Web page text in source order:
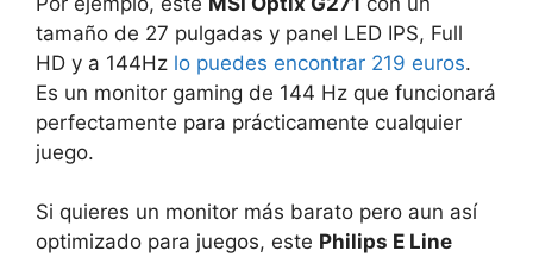
tamaño de 27 pulgadas y panel LED IPS, Full
HD y a 144Hz lo puedes encontrar 219 euros.
Es un monitor gaming de 144 Hz que funcionará
perfectamente para prácticamente cualquier
juego.
Si quieres un monitor más barato pero aun así
optimizado para juegos, este Philips E Line